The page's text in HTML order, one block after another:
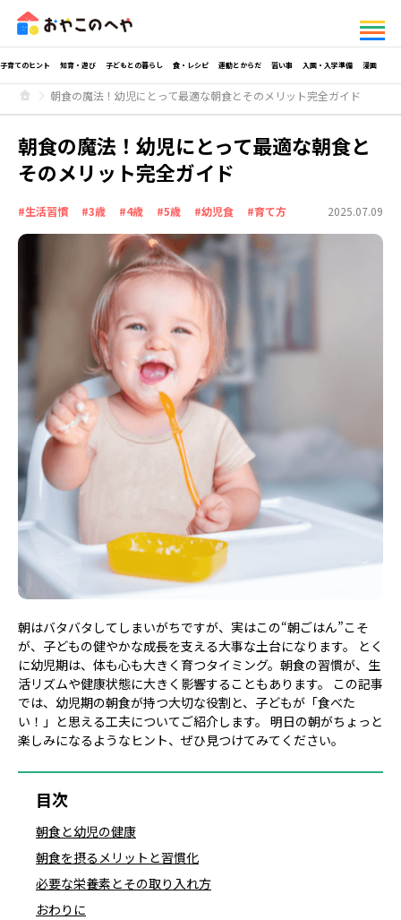
子育てのヒント 知育・遊び 子どもとの暮らし 食・レシピ 運動とからだ 習い事 入園・入学準備 漫画
朝食の魔法！幼児にとって最適な朝食とそのメリット完全ガイド
朝食の魔法！幼児にとって最適な朝食と
そのメリット完全ガイド
#生活習慣 #3歳 #4歳 #5歳 #幼児食 #育て方 2025.07.09
朝はバタバタしてしまいがちですが、実はこの“朝ごはん”こそ
が、子どもの健やかな成長を支える大事な土台になります。 とく
に幼児期は、体も心も大きく育つタイミング。朝食の習慣が、生
活リズムや健康状態に大きく影響することもあります。 この記事
では、幼児期の朝食が持つ大切な役割と、子どもが「食べた
い！」と思える工夫についてご紹介します。 明日の朝がちょっと
楽しみになるようなヒント、ぜひ見つけてみてください。
目次
朝食と幼児の健康
朝食を摂るメリットと習慣化
必要な栄養素とその取り入れ方
おわりに